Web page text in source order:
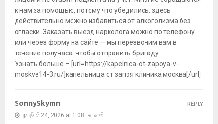
к нам за помощью, потому что убедились: здесь
действительно можно избавиться от алкоголизма без
огласки. Заказать выезд нарколога можно по телефону
или через форму на сайте — мы перезвоним вам в
течение получаса, чтобы отправить бригаду.
Узнать больше – [url=https://kapelnica-ot-zapoya-v-
moskve14-3.ru/]капельница от запоя клиника москва[/url]
SonnySkymn
ဇူလိုင် 24, 2026 at 1:08 မနက်
REPLY